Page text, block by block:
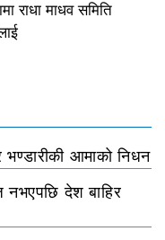
राधा माधव समिति
भण्डारीकी आमाको निधन
नभएपछि देश बाहिर